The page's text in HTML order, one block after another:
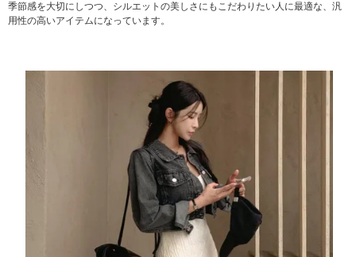
季節感を大切にしつつ、シルエットの美しさにもこだわりたい人に最適な、汎
用性の高いアイテムになっています。